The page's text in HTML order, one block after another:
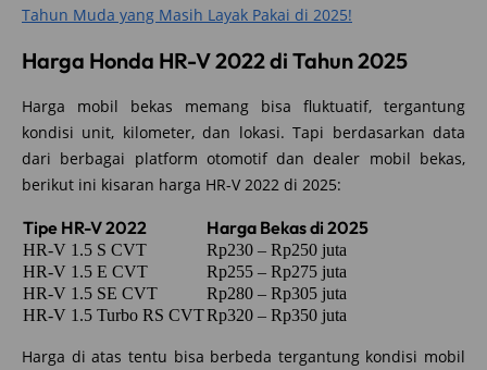
Tahun Muda yang Masih Layak Pakai di 2025!
Harga Honda HR-V 2022 di Tahun 2025
Harga mobil bekas memang bisa fluktuatif, tergantung
kondisi unit, kilometer, dan lokasi. Tapi berdasarkan data
dari berbagai platform otomotif dan dealer mobil bekas,
berikut ini kisaran harga HR-V 2022 di 2025:
Tipe HR-V 2022 Harga Bekas di 2025
HR-V 1.5 S CVT
Rp230 – Rp250 juta
HR-V 1.5 E CVT
Rp255 – Rp275 juta
HR-V 1.5 SE CVT
Rp280 – Rp305 juta
HR-V 1.5 Turbo RS CVTRp320 – Rp350 juta
Harga di atas tentu bisa berbeda tergantung kondisi mobil